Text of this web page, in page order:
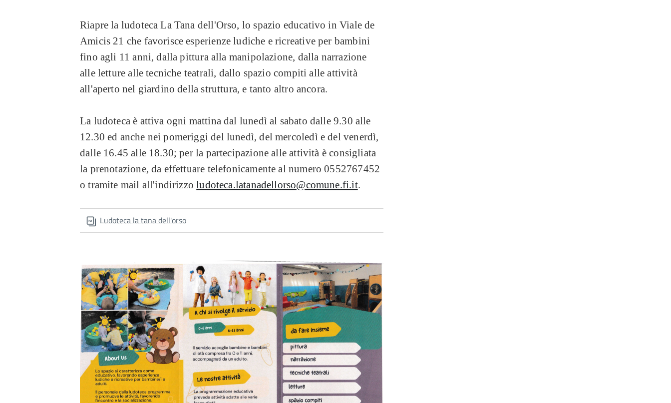
Riapre la ludoteca La Tana dell'Orso, lo spazio educativo in Viale de
Amicis 21 che favorisce esperienze ludiche e ricreative per bambini
fino agli 11 anni, dalla pittura alla manipolazione, dalla narrazione
alle letture alle tecniche teatrali, dallo spazio compiti alle attività
all'aperto nel giardino della struttura, e tanto altro ancora.
La ludoteca è attiva ogni mattina dal lunedì al sabato dalle 9.30 alle
12.30 ed anche nei pomeriggi del lunedì, del mercoledì e del venerdì,
dalle 16.45 alle 18.30; per la partecipazione alle attività è consigliata
la prenotazione, da effettuare telefonicamente al numero 0552767452
o tramite mail all'indirizzoludoteca.latanadellorso@comune.fi.it.
Ludoteca la tana dell'orso